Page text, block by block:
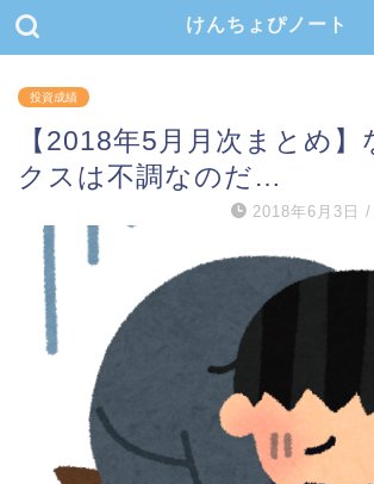
けんちょぴノート
投資成績
【2018年5月月次まとめ】
クスは不調なのだ…
2018年6月3日 /